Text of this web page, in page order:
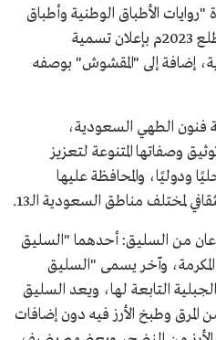
الأطباق الوطنية وأطباق
المناطق"، التي أطلقتها الهيئة مطلع 2023م بإعلان تسمية
إضافة إلى "المقشوش" بوصفه
فنون الطهي السعودية،
وصفاتها المتنوعة لتعزيز
ودوليًا، والمحافظة عليها
لمختلف مناطق السعودية الـ13.
من السليق: أحدهما "السليق
وآخر يسمى "السليق
التابعة لها، ويعد السليق
المرق وطبخ الأرز فيه دون إضافات